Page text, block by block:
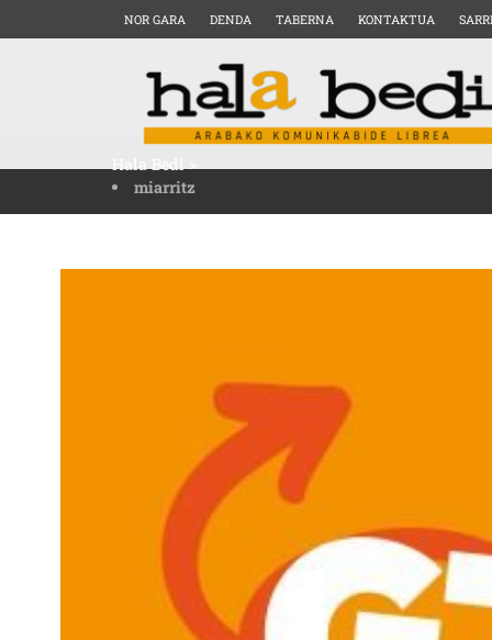
NOR GARA DENDA TABERNA KONTAKTUA
Hala Bedi>
miarritz